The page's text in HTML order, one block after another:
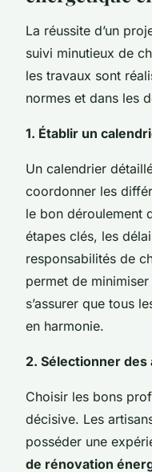
La réussite d’un
suivi minutieux de
les travaux sont
normes et dans les
1. Établir un
Un calendrier
coordonner les
le bon déroulement
étapes clés, les
responsabilités de
permet de
s’assurer que tous
en harmonie.
2. Sélectionner
Choisir les bons
décisive. Les
posséder une
de rénovation